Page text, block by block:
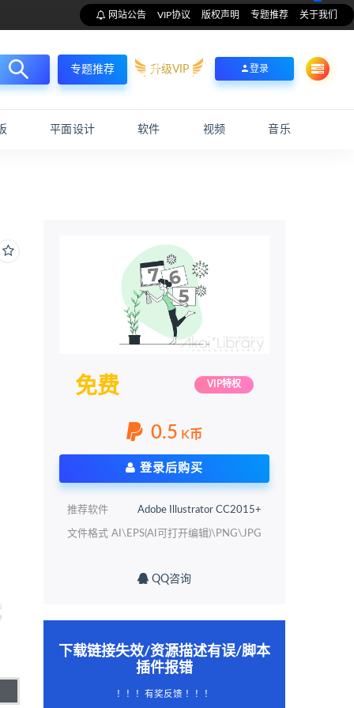
网站公告 VIP协议 版权声明 专题推荐 关于我们
专题推荐 升级VIP 登录
平面设计 软件 视频 音乐
免费 VIP特权
0.5 K币
登录后购买
推荐软件 Adobe Illustrator CC2015+
文件格式 AI\EPS(AI可打开编辑)\PNG\JPG
QQ咨询
下载链接失效/资源描述有误/脚本
插件报错
！！！有奖反馈 ！！！